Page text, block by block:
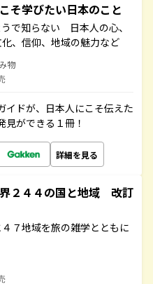
そ学びたい日本のこと
で知らない 日本人の心、
、信仰、地域の魅力など
物
イドが、日本人にこそ伝えた
ができる１冊！
詳細を見る
２４４の国と地域 改訂
７地域を旅の雑学とともに